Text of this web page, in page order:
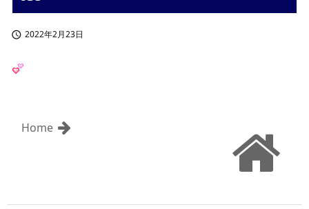
 2022年2月23日
Home